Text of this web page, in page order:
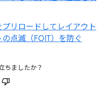
リロードしてレイアウト
点滅（FOIT）を防ぐ
ちましたか？